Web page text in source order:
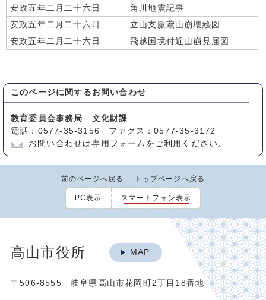
安政五年二月二十六日
角川地震記事
安政五年二月二十六日
立山支脈鳶山崩壊絵図
安政五年二月二十六日
飛越国境付近山崩見届図
このページに関する お問い合わせ
教育委員会事務局 文化財課
電話：0577-35-3156 ファクス：0577-35-3172
お問い合わせは専用フォームをご利用ください。
前のページへ戻る トップページへ戻る
PC表示 スマートフォン表示
高山市役所 MAP
〒506-8555 岐阜県高山市花岡町2丁目18番地